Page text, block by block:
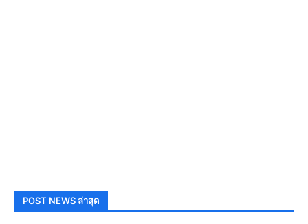
POST NEWS ล่าสุด